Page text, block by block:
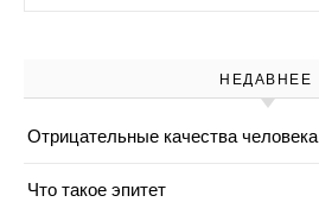
НЕДАВНЕЕ
Отрицательные качества человека
Что такое эпитет